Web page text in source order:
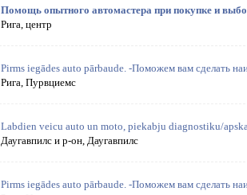
Помощь опытного автомастера при покупке и
Рига, центр
Pirms iegādes auto pārbaude. -Поможем вам сделать
Рига, Пурвциемс
Labdien veicu auto un moto, piekabju diagnostiku/
Даугавпилс и р-он, Даугавпилс
Pirms iegādes auto pārbaude. -Поможем вам сделать